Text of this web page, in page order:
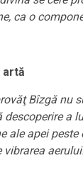
ca o
artă
Bîzgă nu
a
apei